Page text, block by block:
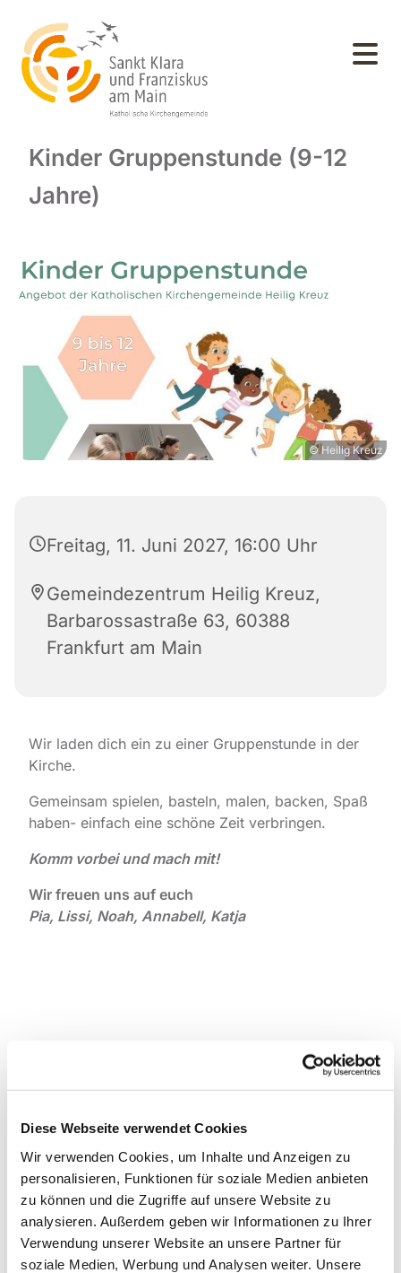
Diese Webseite verwendet Cookies
Wir verwenden Cookies, um Inhalte und Anzeigen zu
personalisieren, Funktionen für soziale Medien anbieten
zu können und die Zugriffe auf unsere Website zu
analysieren. Außerdem geben wir Informationen zu Ihrer
Verwendung unserer Website an unsere Partner für
soziale Medien, Werbung und Analysen weiter. Unsere
Kinder Gruppenstunde (9-12
Jahre)
© Heilig Kreuz
Freitag, 11. Juni 2027, 16:00 Uhr
Gemeindezentrum Heilig Kreuz,
Barbarossastraße 63, 60388
Frankfurt am Main
Wir laden dich ein zu einer Gruppenstunde in der
Kirche.
Gemeinsam spielen, basteln, malen, backen, Spaß
haben- einfach eine schöne Zeit verbringen.
Komm vorbei und mach mit!
Wir freuen uns auf euch
Pia, Lissi, Noah, Annabell, Katja